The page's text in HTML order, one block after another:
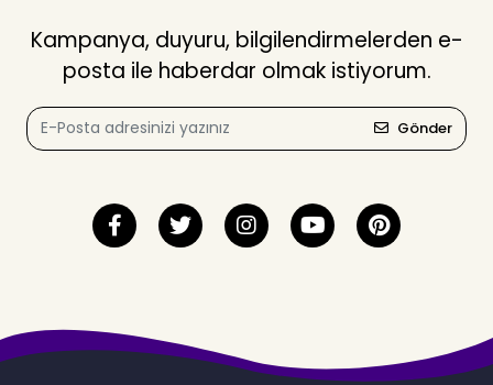
Kampanya, duyuru, bilgilendirmelerden e-
posta ile haberdar olmak istiyorum.
Gönder